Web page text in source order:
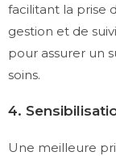
facilitant la prise
gestion et de
pour assurer un
soins.
4.
Une meilleure